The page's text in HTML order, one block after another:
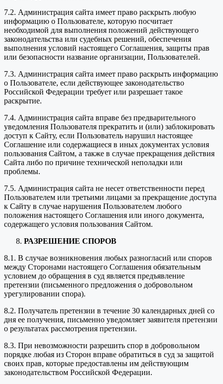
7.2. Администрация сайта имеет право раскрыть любую
информацию о Пользователе, которую посчитает
необходимой для выполнения положений действующего
законодательства или судебных решений, обеспечения
выполнения условий настоящего Соглашения, защиты прав
или безопасности название организации, Пользователей.
7.3. Администрация сайта имеет право раскрыть информацию
о Пользователе, если действующее законодательство
Российской Федерации требует или разрешает такое
раскрытие.
7.4. Администрация сайта вправе без предварительного
уведомления Пользователя прекратить и (или) заблокировать
доступ к Сайту, если Пользователь нарушил настоящее
Соглашение или содержащиеся в иных документах условия
пользования Сайтом, а также в случае прекращения действия
Сайта либо по причине технической неполадки или
проблемы.
7.5. Администрация сайта не несет ответственности перед
Пользователем или третьими лицами за прекращение доступа
к Сайту в случае нарушения Пользователем любого
положения настоящего Соглашения или иного документа,
содержащего условия пользования Сайтом.
РАЗРЕШЕНИЕ СПОРОВ
8.1. В случае возникновения любых разногласий или споров
между Сторонами настоящего Соглашения обязательным
условием до обращения в суд является предъявление
претензии (письменного предложения о добровольном
урегулировании спора).
8.2. Получатель претензии в течение 30 календарных дней со
дня ее получения, письменно уведомляет заявителя претензии
о результатах рассмотрения претензии.
8.3. При невозможности разрешить спор в добровольном
порядке любая из Сторон вправе обратиться в суд за защитой
своих прав, которые предоставлены им действующим
законодательством Российской Федерации.